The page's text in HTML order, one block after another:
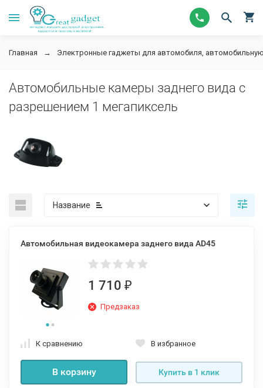
Главная Электронные гаджеты для автомобиля,
Автомобильные камеры заднего вида с
разрешением 1 мегапиксель
Название
Автомобильная видеокамера заднего вида AD45
1 710 ₽
Предзаказ
К сравнению В избранное
В корзину Купить в 1 клик